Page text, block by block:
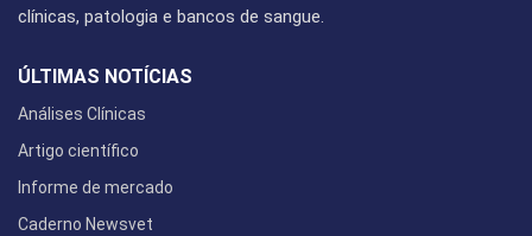
clínicas, patologia e bancos de sangue.
ÚLTIMAS NOTÍCIAS
Análises Clínicas
Artigo científico
Informe de mercado
Caderno Newsvet